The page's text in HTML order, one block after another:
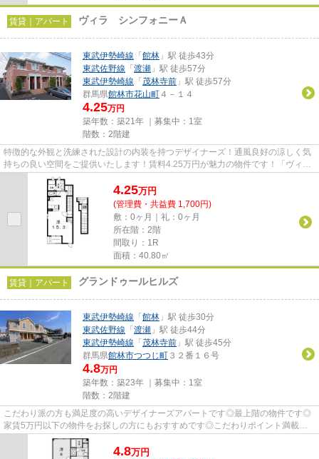
賃貸｜アパート ヴィラ シンフォニーＡ
東武伊勢崎線 「 館林 」駅 徒歩43分
東武佐野線 「 渡瀬 」駅 徒歩57分
東武伊勢崎線 「 茂林寺前 」駅 徒歩57分
群馬県館林市花山町 ４－１４
4.25万円
築年数：築21年 ｜募集中： 1室
階数：2階建
特徴的な外観と洗練された設計の内装を持つデザイナーズ！通風良好の涼しく気
持ちの良い空間をご提供いたします！賃料4.25万円が魅力の物件です！「ヴィ
ラ シンフォニーA」の物件情報...
4.25万円
(管理費・共益費 1,700円)
敷：0ヶ月｜礼：0ヶ月
所在階：2階
間取り：1R
面積：40.80㎡
賃貸｜アパート グランドゥールヒルズ
東武伊勢崎線 「 館林 」駅 徒歩30分
東武佐野線 「 渡瀬 」駅 徒歩44分
東武伊勢崎線 「 茂林寺前 」駅 徒歩45分
群馬県館林市つつじ町 ３２番１６号
4.8万円
築年数：築23年 ｜募集中： 1室
階数：2階建
こだわり派の方も満足度の高いデザイナーズアパートです◎最上階の物件です◎
家賃5万円以下の物件をお探しの方にもおすすめです◎こだわりポイント満載の
グランドゥールヒルズ◎できるだけ...
4.8万円